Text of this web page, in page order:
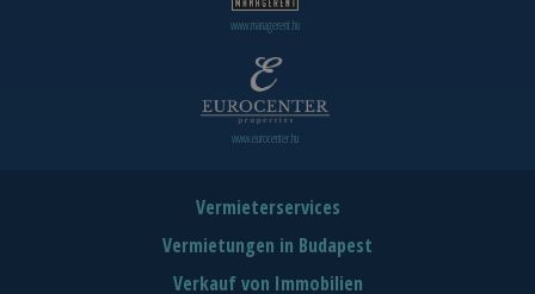
www.managerent.hu
www.eurocenter.hu
Vermieterservices
Vermietungen in Budapest
Verkauf von Immobilien